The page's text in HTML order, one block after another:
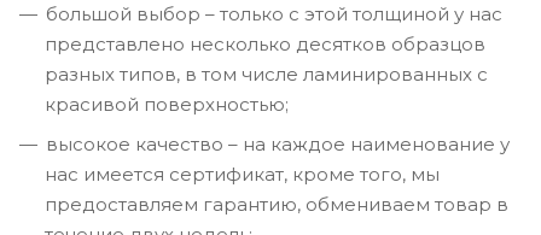
большой выбор – только с этой толщиной у нас
представлено несколько десятков образцов
разных типов, в том числе ламинированных с
красивой поверхностью;
высокое качество – на каждое наименование у
нас имеется сертификат, кроме того, мы
предоставляем гарантию, обмениваем товар в